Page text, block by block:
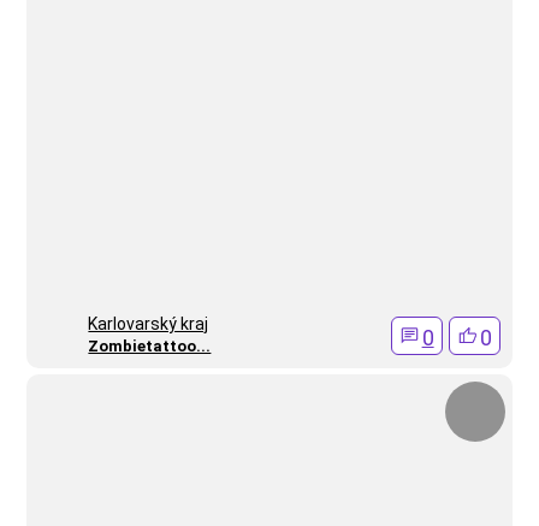
Karlovarský kraj
Zombietattoo... 0 0